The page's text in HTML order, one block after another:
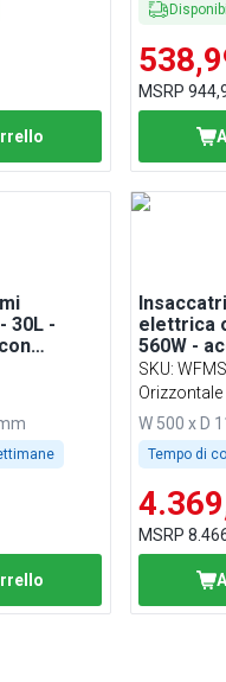
MSRP
30L -
imbuti
elettrica
560W -
comando
SKU:
Orizzontale
W 500 x D
Tempo di
MSRP